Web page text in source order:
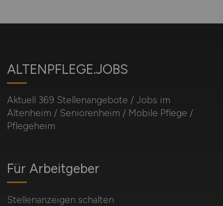
ALTENPFLEGE.JOBS
Aktuell 369 Stellenangebote / Jobs im
Altenheim / Seniorenheim / Mobile Pflege /
Pflegeheim
Für Arbeitgeber
Stellenanzeigen schalten